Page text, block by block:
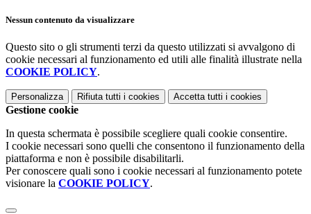
Nessun contenuto da visualizzare
Questo sito o gli strumenti terzi da questo utilizzati si avvalgono di
cookie necessari al funzionamento ed utili alle finalità illustrate nella
COOKIE POLICY.
Personalizza Rifiuta tutti i cookies Accetta tutti i cookies
Gestione cookie
In questa schermata è possibile scegliere quali cookie consentire.
I cookie necessari sono quelli che consentono il funzionamento della
piattaforma e non è possibile disabilitarli.
Per conoscere quali sono i cookie necessari al funzionamento potete
visionare la COOKIE POLICY.